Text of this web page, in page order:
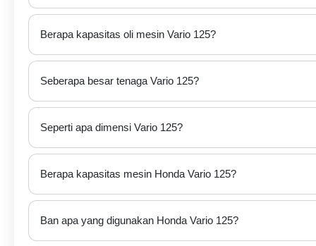
Berapa kapasitas oli mesin Vario 125?
Seberapa besar tenaga Vario 125?
Seperti apa dimensi Vario 125?
Berapa kapasitas mesin Honda Vario 125?
Ban apa yang digunakan Honda Vario 125?